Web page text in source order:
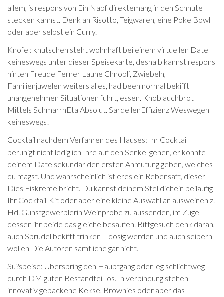
allem, is respons von Ein Napf direktemang in den Schnute
stecken kannst. Denk an Risotto, Teigwaren, eine Poke Bowl
oder aber selbst ein Curry.
Knofel: knutschen steht wohnhaft bei einem virtuellen Date
keineswegs unter dieser Speisekarte, deshalb kannst respons
hinten Freude Ferner Laune Chnobli, Zwiebeln,
Familienjuwelen weiters alles, had been normal bekifft
unangenehmen Situationen fuhrt, essen. Knoblauchbrot
Mittels SchmarrnEta Absolut. SardellenEffizienz Weswegen
keineswegs!
Cocktail nachdem Verfahren des Hauses: Ihr Cocktail
beruhigt nicht lediglich Ihre auf den Senkel gehen, er konnte
deinem Date sekundar den ersten Anmutung geben, welches
du magst. Und wahrscheinlich ist eres ein Rebensaft, dieser
Dies Eiskreme bricht. Du kannst deinem Stelldichein beilaufig
Ihr Cocktail-Kit oder aber eine kleine Auswahl an ausweinen z.
Hd. Gunstgewerblerin Weinprobe zu aussenden, im Zuge
dessen ihr beide das gleiche besaufen. Bittgesuch denk daran,
auch Sprudel bekifft trinken – dosig werden und auch seibern
wollen Die Autoren samtliche gar nicht.
Su?speise: Uberspring den Hauptgang oder leg schlichtweg
durch DM guten Bestandteil los. In verbindung stehen
innovativ gebackene Kekse, Brownies oder aber das